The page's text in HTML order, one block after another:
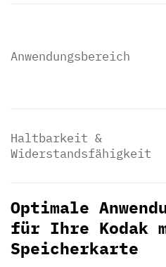
Anwendungsbereich
Haltbarkeit &
Widerstandsfähigkeit
Optimale
für Ihre Kodak
Speicherkarte